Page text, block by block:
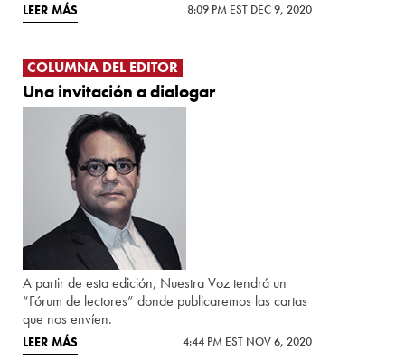
LEER MÁS 8:09 PM EST DEC 9, 2020
COLUMNA DEL EDITOR
Una invitación a dialogar
A partir de esta edición, Nuestra Voz tendrá un
“Fórum de lectores” donde publicaremos las cartas
que nos envíen.
LEER MÁS 4:44 PM EST NOV 6, 2020